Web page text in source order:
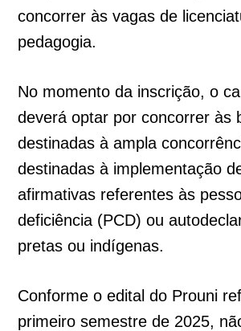
concorrer às vagas de
pedagogia.
No momento da inscrição, o
deverá optar por concorrer às
destinadas à ampla
destinadas à implementação
afirmativas referentes às
deficiência (PCD) ou
pretas ou indígenas.
Conforme o edital do Prouni
primeiro semestre de 2025,